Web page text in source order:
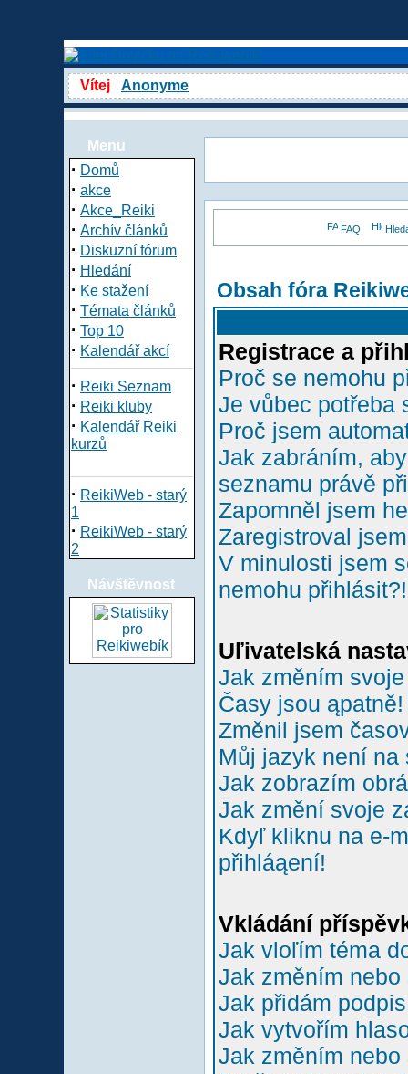
Vítej Anonyme
Menu
· Domů
· akce
· Akce_Reiki
· Archív článků
· Diskuzní fórum
· Hledání
· Ke stažení
· Témata článků
· Top 10
· Kalendář akcí
· Reiki Seznam
· Reiki kluby
· Kalendář Reiki
kurzů
· ReikiWeb - starý
1
· ReikiWeb - starý
2
Návštěvnost
FAQ
Obsah fóra
Registrace a
Proč se nemohu
Je vůbec potřeba
Proč jsem
Jak zabráním,
seznamu právě
Zapomněl jsem
Zaregistroval
V minulosti jsem
nemohu přihlásit?!
Uľivatelská
Jak změním
Časy jsou ąpatně!
Změnil jsem
Můj jazyk není na
Jak zobrazím
Jak změní svoje
Kdyľ kliknu na e-
přihláąení!
Vkládání
Jak vloľím téma
Jak změním
Jak přidám
Jak vytvořím
Jak změním